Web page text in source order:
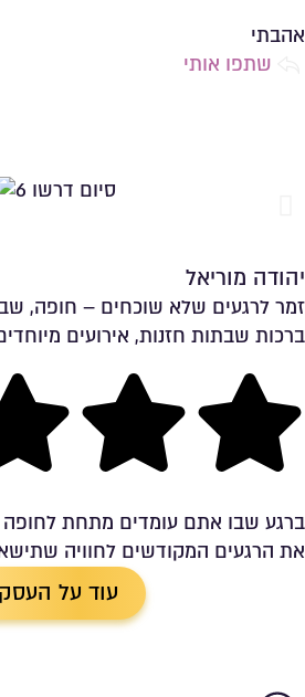
שמירה ברשימת מועדפים
אהבתי
שתפו אותי
יהודה מוריאל
זמר לרגעים שלא שוכחים – חופה,
ברכות שבתות חזנות, אירועים
שמירה ברשימת מועדפים
ברגע שבו אתם עומדים מתחת לחופה
את הרגעים המקודשים לחוויה
עוד על העסק